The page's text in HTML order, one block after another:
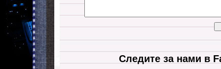
Следите за нами в